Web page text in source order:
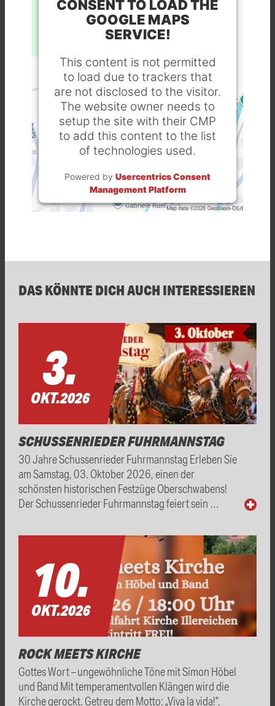
CONSENT TO LOAD THE
GOOGLE MAPS
SERVICE!
This content is not permitted
to load due to trackers that
are not disclosed to the visitor.
The website owner needs to
setup the site with their CMP
to add this content to the list
of technologies used.
Powered by Usercentrics Consent
Management Platform
DAS KÖNNTE DICH AUCH INTERESSIEREN
3.
OKT.2026
SCHUSSENRIEDER FUHRMANNSTAG
30 Jahre Schussenrieder Fuhrmannstag Erleben Sie
am Samstag, 03. Oktober 2026, einen der
schönsten historischen Festzüge Oberschwabens!
Der Schussenrieder Fuhrmannstag feiert sein …
10.
OKT.2026
ROCK MEETS KIRCHE
Gottes Wort – ungewöhnliche Töne mit Simon Höbel
und Band Mit temperamentvollen Klängen wird die
Kirche gerockt. Getreu dem Motto: „Viva la vida!“.